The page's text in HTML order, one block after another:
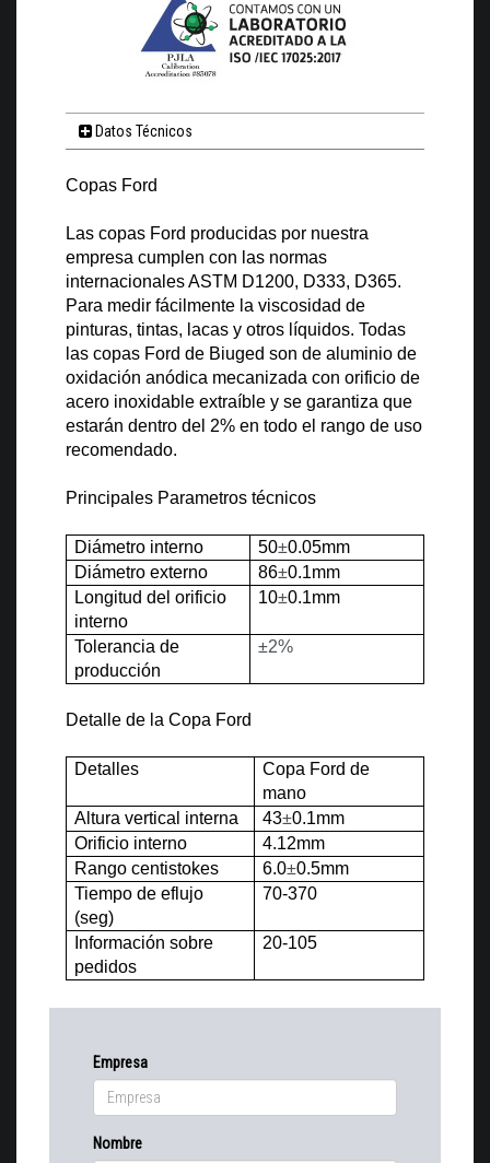
Datos Técnicos
Copas Ford
Las copas Ford producidas por nuestra
empresa cumplen con las normas
internacionales ASTM D1200, D333, D365.
Para medir fácilmente la viscosidad de
pinturas, tintas, lacas y otros líquidos. Todas
las copas Ford de Biuged son de aluminio de
oxidación anódica mecanizada con orificio de
acero inoxidable extraíble y se garantiza que
estarán dentro del 2% en todo el rango de uso
recomendado.
Principales Parametros técnicos
Diámetro interno 50±0.05mm
Diámetro externo
86±0.1mm
Longitud del orificio
interno
10±0.1mm
Tolerancia de
producción
±2%
Detalle de la Copa Ford
Detalles
Copa Ford de
mano
Altura vertical interna
43±0.1mm
Orificio interno
4.12mm
Rango centistokes
6.0±0.5mm
Tiempo de eflujo
(seg)
70-370
Información sobre
pedidos
20-105
Empresa
Nombre